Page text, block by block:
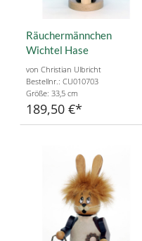
Räuchermännchen
Wichtel Hase
von Christian Ulbricht
Bestellnr.: CU010703
Größe: 33,5 cm
189,50 €